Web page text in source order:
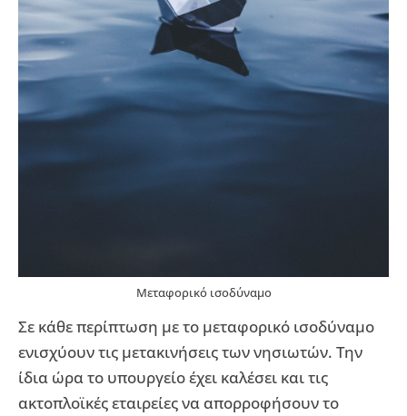
Μεταφορικό ισοδύναμο
Σε κάθε περίπτωση με το μεταφορικό ισοδύναμο
ενισχύουν τις μετακινήσεις των νησιωτών. Την
ίδια ώρα το υπουργείο έχει καλέσει και τις
ακτοπλοϊκές εταιρείες να απορροφήσουν το